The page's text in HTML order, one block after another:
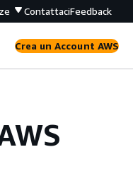
ContattaciFeedback
Crea un Account AWS